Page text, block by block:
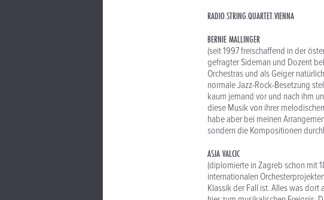
RADIO.STRING.QUARTET.VIENNA
BERNIE MALLINGER
(seit 1997 freischaffend in der
gefragter Sideman und Dozent
Orchestras und als Geiger
normale Jazz-Rock-Besetzung
kaum jemand vor und nach ihm
diese Musik von ihrer
habe aber bei meinen
sondern die Kompositionen
ASJA VALCIC
(diplomierte in Zagreb schon mit
internationalen
Klassik der Fall ist. Alles was dort